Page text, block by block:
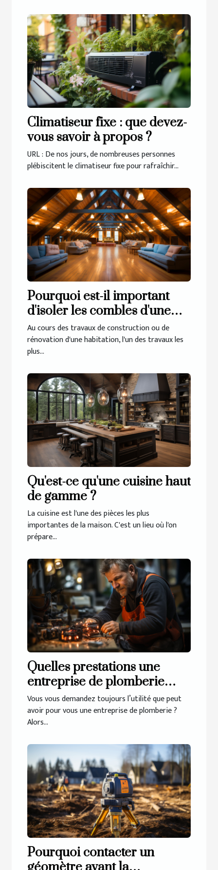
Climatiseur fixe : que devez-
vous savoir à propos ?
URL : De nos jours, de nombreuses personnes
plébiscitent le climatiseur fixe pour rafraîchir...
Pourquoi est-il important
d'isoler les combles d'une
maison ?
Au cours des travaux de construction ou de
rénovation d'une habitation, l'un des travaux les
plus...
Qu'est-ce qu'une cuisine haut
de gamme ?
La cuisine est l'une des pièces les plus
importantes de la maison. C'est un lieu où l'on
prépare...
Quelles prestations une
entreprise de plomberie
propose-t-elle ?
Vous vous demandez toujours l’utilité que peut
avoir pour vous une entreprise de plomberie ?
Alors...
Pourquoi contacter un